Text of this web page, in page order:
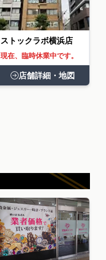
ストックラボ横浜店
現在、臨時休業中です。
店舗詳細・地図